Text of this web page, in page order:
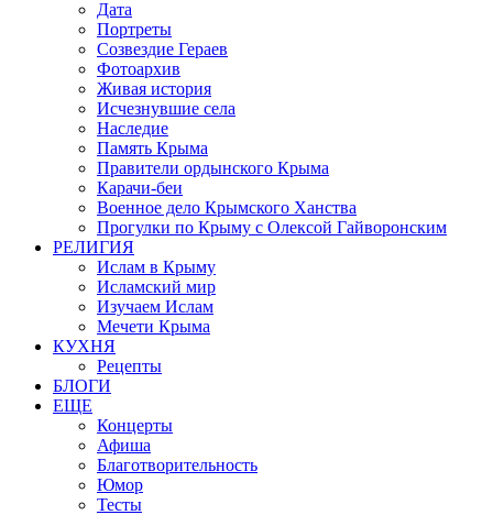
Дата
Портреты
Созвездие Гераев
Фотоархив
Живая история
Исчезнувшие села
Наследие
Память Крыма
Правители ордынского Крыма
Карачи-беи
Военное дело Крымского Ханства
Прогулки по Крыму с Олексой Гайворонским
РЕЛИГИЯ
Ислам в Крыму
Исламский мир
Изучаем Ислам
Мечети Крыма
КУХНЯ
Рецепты
БЛОГИ
ЕЩЕ
Концерты
Афиша
Благотворительность
Юмор
Тесты